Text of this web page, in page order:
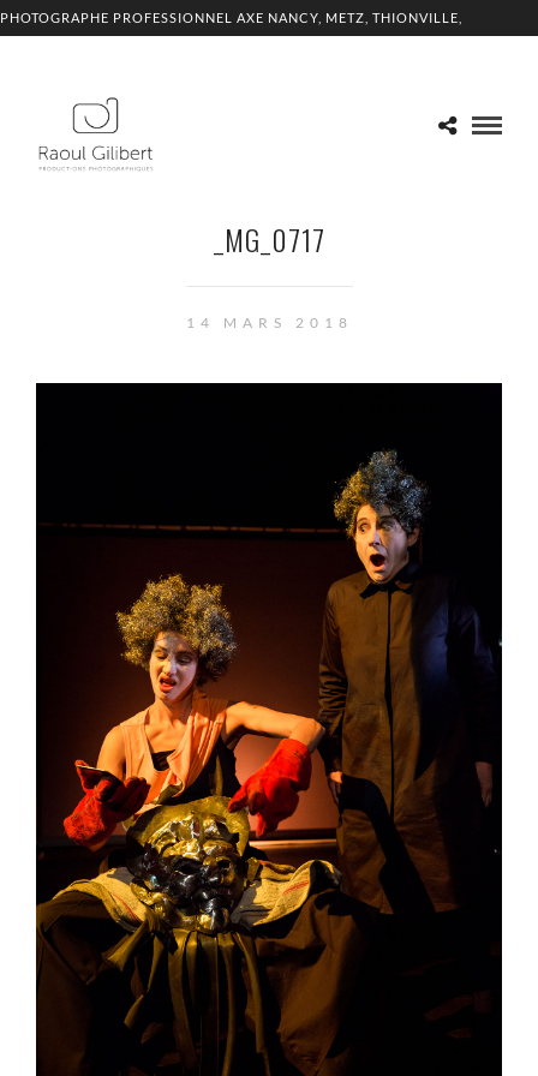
PHOTOGRAPHE PROFESSIONNEL AXE NANCY, METZ, THIONVILLE,
_MG_0717
14 MARS 2018